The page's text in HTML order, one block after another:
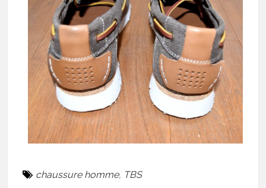
chaussure homme, TBS